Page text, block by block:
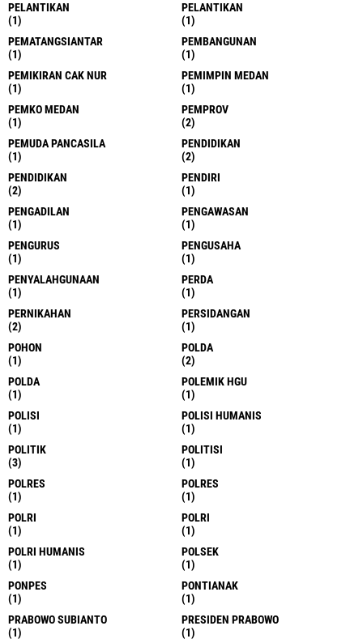
PELANTIKAN
(1)
PELANTIKAN
(1)
PEMATANGSIANTAR
(1)
PEMBANGUNAN
(1)
PEMIKIRAN CAK NUR
(1)
PEMIMPIN MEDAN
(1)
PEMKO MEDAN
(1)
PEMPROV
(2)
PEMUDA PANCASILA
(1)
PENDIDIKAN
(2)
PENDIDIKAN
(2)
PENDIRI
(1)
PENGADILAN
(1)
PENGAWASAN
(1)
PENGURUS
(1)
PENGUSAHA
(1)
PENYALAHGUNAAN
(1)
PERDA
(1)
PERNIKAHAN
(2)
PERSIDANGAN
(1)
POHON
(1)
POLDA
(2)
POLDA
(1)
POLEMIK HGU
(1)
POLISI
(1)
POLISI HUMANIS
(1)
POLITIK
(3)
POLITISI
(1)
POLRES
(1)
POLRES
(1)
POLRI
(1)
POLRI
(1)
POLRI HUMANIS
(1)
POLSEK
(1)
PONPES
(1)
PONTIANAK
(1)
PRABOWO SUBIANTO
(1)
PRESIDEN PRABOWO
(1)